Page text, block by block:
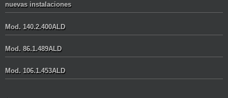
nuevas instalaciones
Mod. 140.2.400ALD
Mod. 86.1.489ALD
Mod. 106.1.453ALD